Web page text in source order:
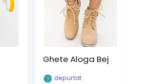
Ghete Aloga Bej
depurtat